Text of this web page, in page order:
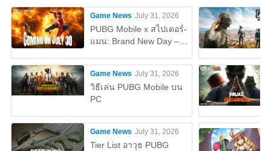
Game News July 31, 2026
PUBG Mobile x สไปเดอร์-
แมน: Brand New Day –
Game News July 31, 2026
วิธีเล่น PUBG Mobile บน
PC
Game News July 31, 2026
Tier List อาวุธ PUBG